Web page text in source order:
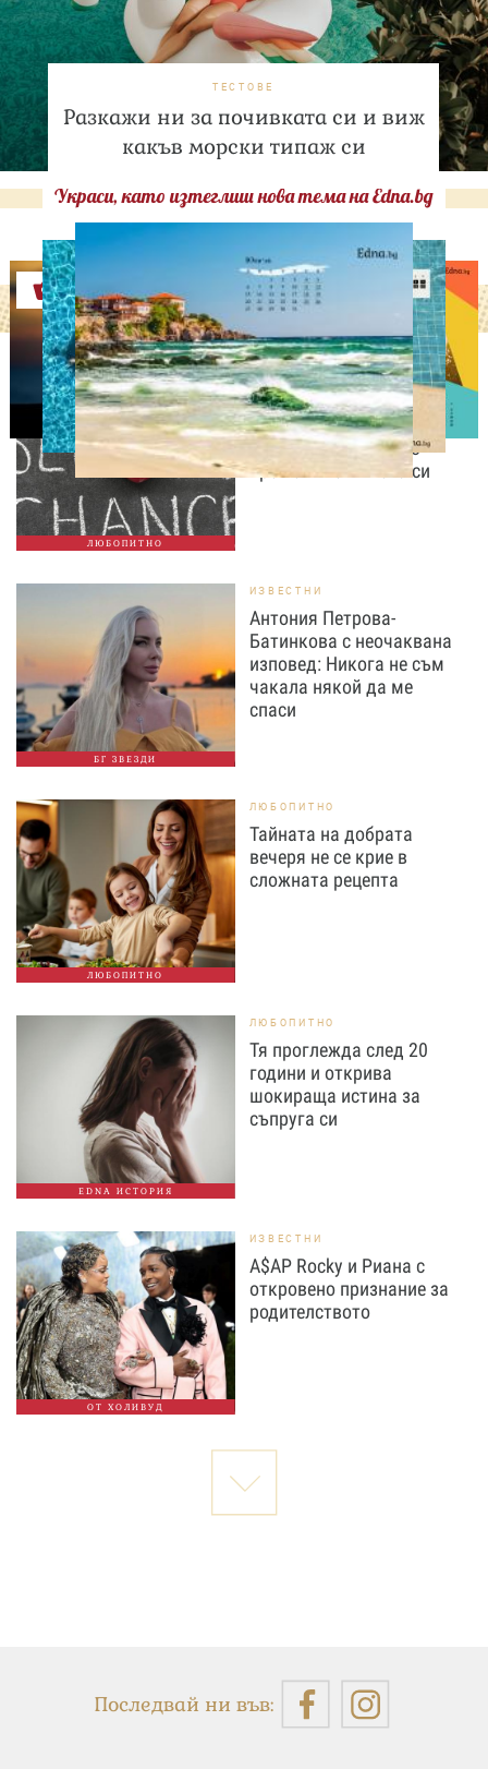
ТЕСТОВЕ
Разкажи ни за почивката си и виж
какъв морски типаж си
Украси, като изтеглиш нова тема на Edna.bg
Оферти
ЛЮБОПИТНО
ЛЮБОПИТНО
Август е месецът на
вторите шансове: Защо
точно сега най-често
променяме живота си
БГ ЗВЕЗДИ
ИЗВЕСТНИ
Антония Петрова-
Батинкова с неочаквана
изповед: Никога не съм
чакала някой да ме
спаси
ЛЮБОПИТНО
ЛЮБОПИТНО
Тайната на добрата
вечеря не се крие в
сложната рецепта
EDNA ИСТОРИЯ
ЛЮБОПИТНО
Тя проглежда след 20
години и открива
шокираща истина за
съпруга си
ОТ ХОЛИВУД
ИЗВЕСТНИ
A$AP Rocky и Риана с
откровено признание за
родителството
Последвай ни във: